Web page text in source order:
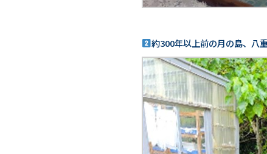
約300年以上前の月の島、八